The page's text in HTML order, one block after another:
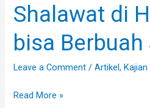
Shalawat di
bisa
Leave a Comment /Artikel,
Shalawat
di
Hari
bisa
Berbuah
Read More »